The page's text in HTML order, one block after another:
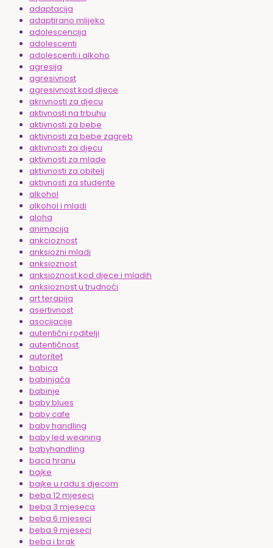
adaptacija
adaptirano mlijeko
adolescencija
adolescenti
adolescenti i alkoho
agresija
agresivnost
agresivnost kod djece
akrivnosti za djecu
aktivnosti na trbuhu
aktivnosti za bebe
aktivnosti za bebe zagreb
aktivnosti za djecu
aktivnosti za mlade
aktivnosti za obitelj
aktivnosti za studente
alkohol
alkohol i mladi
aloha
animacija
ankcioznost
anksiozni mladi
anksioznost
anksioznost kod djece i mladih
anksioznost u trudnoći
art terapija
asertivnost
asocijacije
autentični roditelji
autentičnost
autoritet
babica
babinjača
babinje
baby blues
baby cafe
baby handling
baby led weaning
babyhandling
baca hranu
bajke
bajke u radu s djecom
beba 12 mjeseci
beba 3 mjeseca
beba 6 mjeseci
beba 9 mjeseci
beba i brak